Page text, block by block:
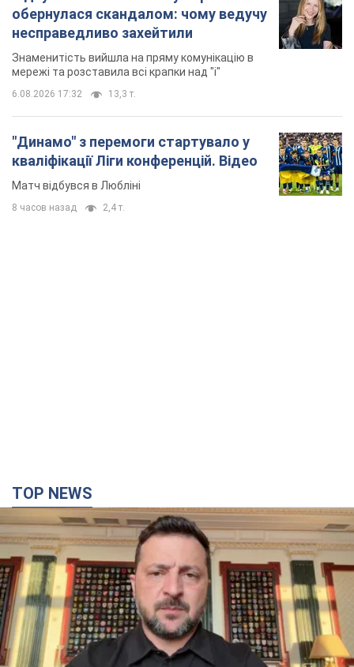
обернулася скандалом: чому ведучу
несправедливо захейтили
Знаменитість вийшла на пряму комунікацію в
мережі та розставила всі крапки над "і"
6.08.2026 17:32 13,3 т.
"Динамо" з перемоги стартувало у
кваліфікації Ліги конференцій. Відео
Матч відбувся в Любліні
8 часов назад 2,4 т.
TOP NEWS